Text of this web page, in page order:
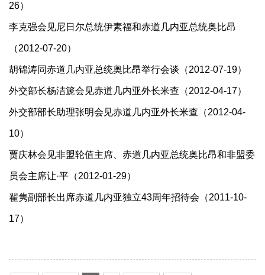
26）
李克强会见尼日尔总统伊素福和赤道几内亚总统奥比昂
（2012-07-20）
胡锦涛同赤道几内亚总统奥比昂举行会谈（2012-07-19）
外交部长杨洁篪会见赤道几内亚外长米查（2012-04-17）
外交部部长助理张明会见赤道几内亚外长米查（2012-04-
10）
贾庆林会见非盟轮值主席、赤道几内亚总统奥比昂和非盟委
员会主席让·平（2012-01-29）
翟隽副部长出席赤道几内亚独立43周年招待会（2011-10-
17）